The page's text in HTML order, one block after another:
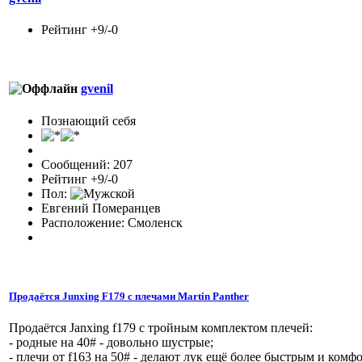
Рейтинг +9/-0
gvenil
Познающий себя
Сообщений: 207
Рейтинг +9/-0
Пол:
Евгений Померанцев
Расположение: Смоленск
Продаётся Junxing F179 с плечами Martin Panther
Продаётся Janxing f179 с тройным комплектом плечей:
- родные на 40# - довольно шустрые;
- плечи от f163 на 50# - делают лук ещё более быстрым и